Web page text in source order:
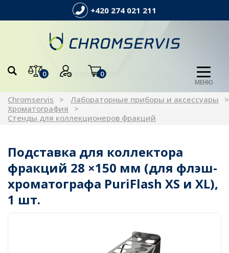
+420 274 021 211
0 0
МЕНЮ
Chromservis
Лабораторные приборы и аксессуары
Хроматография
Стенды для коллекционеров фракций
Подставка для коллектора
фракций 28 ×150 мм (для флэш-
хроматографа PuriFlash XS и XL),
1 шт.